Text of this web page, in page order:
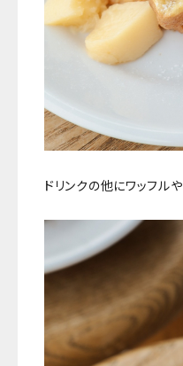
ドリンクの他にワッフルや